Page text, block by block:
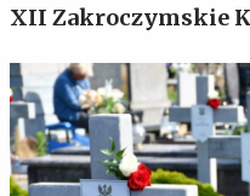
XII Zakroczymskie